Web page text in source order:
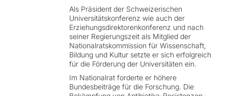
Als Präsident der Schweizerischen
Universitätskonferenz wie auch der
Erziehungsdirektorenkonferenz und nach
seiner Regierungszeit als Mitglied der
Nationalratskommission für Wissenschaft,
Bildung und Kultur setzte er sich erfolgreich
für die Förderung der Universitäten ein.
Im Nationalrat forderte er höhere
Bundesbeiträge für die Forschung. Die